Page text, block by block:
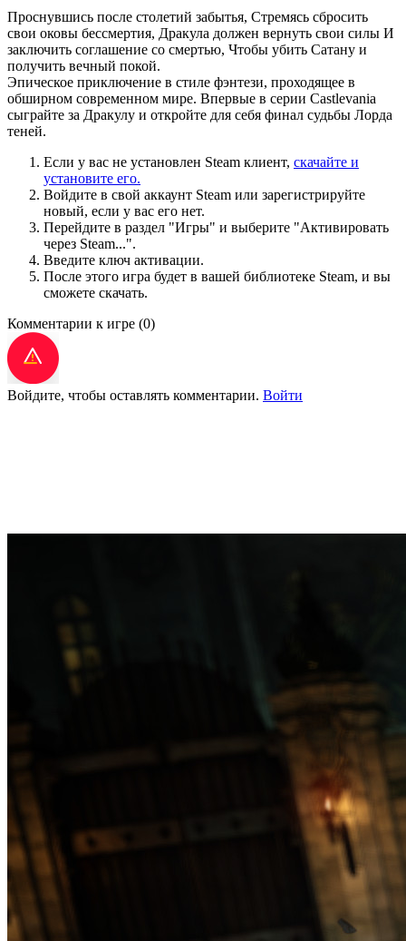
Проснувшись после столетий забытья, Стремясь сбросить
свои оковы бессмертия, Дракула должен вернуть свои силы И
заключить соглашение со смертью, Чтобы убить Сатану и
получить вечный покой.
Эпическое приключение в стиле фэнтези, проходящее в
обширном современном мире. Впервые в серии Castlevania
сыграйте за Дракулу и откройте для себя финал судьбы Лорда
теней.
Если у вас не установлен Steam клиент, скачайте и
установите его.
Войдите в свой аккаунт Steam или зарегистрируйте
новый, если у вас его нет.
Перейдите в раздел "Игры" и выберите "Активировать
через Steam...".
Введите ключ активации.
После этого игра будет в вашей библиотеке Steam, и вы
сможете скачать.
Комментарии к игре (0)
Войдите, чтобы оставлять комментарии. Войти